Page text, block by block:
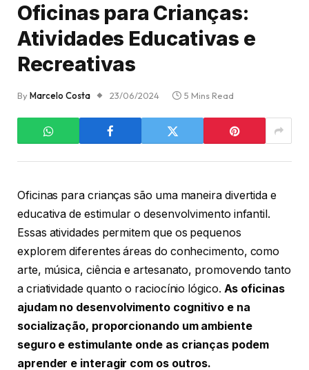
Oficinas para Crianças:
Atividades Educativas e
Recreativas
ByMarcelo Costa 23/06/2024 5 Mins Read
Oficinas para crianças são uma maneira divertida e
educativa de estimular o desenvolvimento infantil.
Essas atividades permitem que os pequenos
explorem diferentes áreas do conhecimento, como
arte, música, ciência e artesanato, promovendo tanto
a criatividade quanto o raciocínio lógico. As oficinas
ajudam no desenvolvimento cognitivo e na
socialização, proporcionando um ambiente
seguro e estimulante onde as crianças podem
aprender e interagir com os outros.